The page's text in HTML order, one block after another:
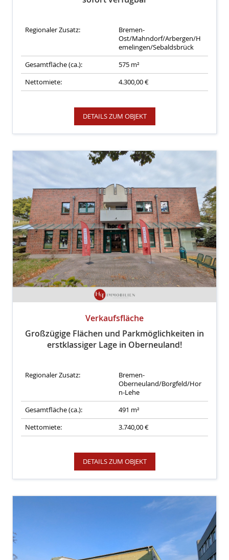
Regionaler Zusatz:
Bremen-
Ost/Mahndorf/Arbergen/H
emelingen/Sebaldsbrück
Gesamtfläche (ca.):
575 m²
Nettomiete:
4.300,00 €
DETAILS ZUM OBJEKT
Verkaufsfläche
Großzügige Flächen und Parkmöglichkeiten in
erstklassiger Lage in Oberneuland!
Regionaler Zusatz:
Bremen-
Oberneuland/Borgfeld/Hor
n-Lehe
Gesamtfläche (ca.):
491 m²
Nettomiete:
3.740,00 €
DETAILS ZUM OBJEKT